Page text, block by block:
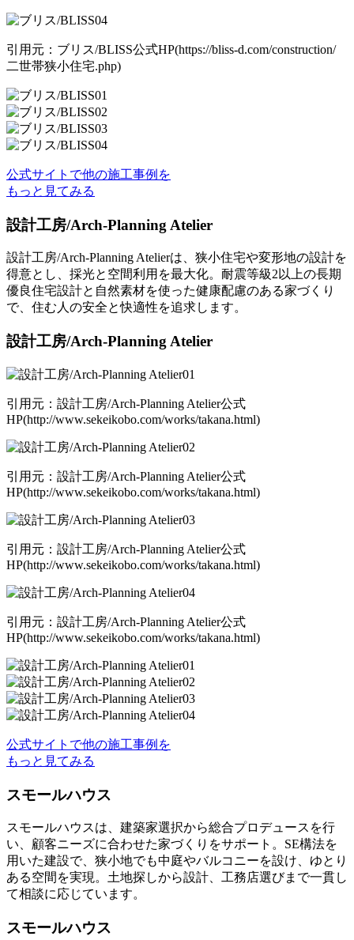
引用元：ブリス/BLISS公式HP(https://bliss-d.com/construction/
二世帯狭小住宅.php)
公式サイトで他の施工事例を
もっと見てみる
設計工房/Arch-Planning Atelier
設計工房/Arch-Planning Atelierは、狭小住宅や変形地の設計を
得意とし、採光と空間利用を最大化。耐震等級2以上の長期
優良住宅設計と自然素材を使った健康配慮のある家づくり
で、住む人の安全と快適性を追求します。
設計工房/Arch-Planning Atelier
引用元：設計工房/Arch-Planning Atelier公式
HP(http://www.sekeikobo.com/works/takana.html)
引用元：設計工房/Arch-Planning Atelier公式
HP(http://www.sekeikobo.com/works/takana.html)
引用元：設計工房/Arch-Planning Atelier公式
HP(http://www.sekeikobo.com/works/takana.html)
引用元：設計工房/Arch-Planning Atelier公式
HP(http://www.sekeikobo.com/works/takana.html)
公式サイトで他の施工事例を
もっと見てみる
スモールハウス
スモールハウスは、建築家選択から総合プロデュースを行
い、顧客ニーズに合わせた家づくりをサポート。SE構法を
用いた建設で、狭小地でも中庭やバルコニーを設け、ゆとり
ある空間を実現。土地探しから設計、工務店選びまで一貫し
て相談に応じています。
スモールハウス